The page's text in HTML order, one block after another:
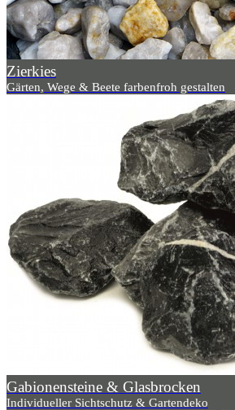
Zierkies
Gärten, Wege & Beete farbenfroh gestalten
Gabionensteine & Glasbrocken
Individueller Sichtschutz & Gartendeko